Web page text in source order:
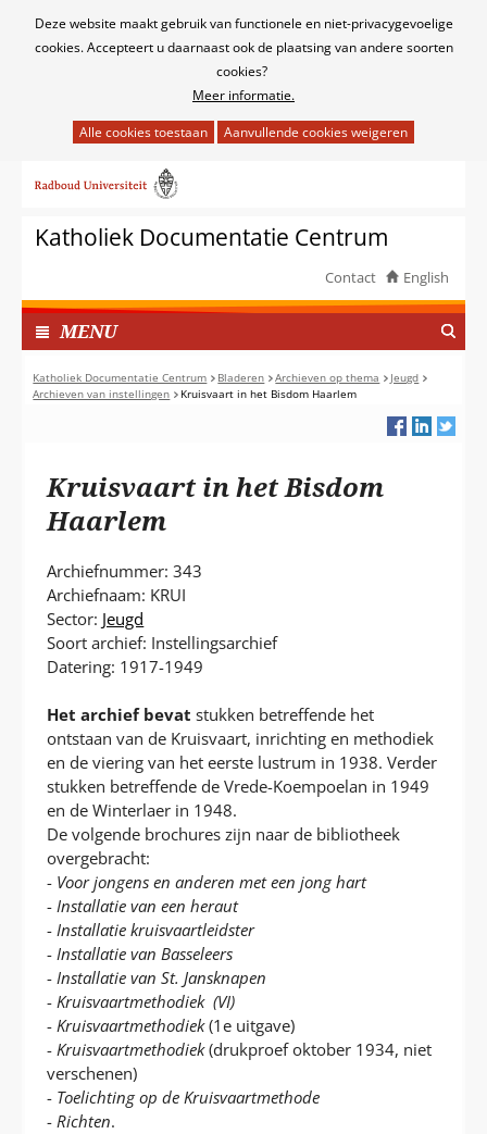
Cookies
Deze website maakt gebruik van functionele en niet-privacygevoelige
cookies. Accepteert u daarnaast ook de plaatsing van andere soorten
cookies?
Meer informatie.
het
van
cookies
deze
website
worden
toegestaan
of
naar
inhoudKatholiek Documentatie Centrum
Contact English
MENUI
N
G
E
P
T
Katholiek Documentatie Centrum Bladeren Archieven op thema
Jeugd
Archieven van instellingen
Kruisvaart in het Bisdom Haarlem
Kruisvaart in het Bisdom
Haarlem
Archiefnummer: 343
Archiefnaam: KRUI
Sector: Jeugd
Soort archief: Instellingsarchief
Datering: 1917-1949
Het archief bevat stukken betreffende het
ontstaan van de Kruisvaart, inrichting en methodiek
en de viering van het eerste lustrum in 1938. Verder
stukken betreffende de Vrede-Koempoelan in 1949
en de Winterlaer in 1948.
De volgende brochures zijn naar de bibliotheek
overgebracht:
- Voor jongens en anderen met een jong hart
-Installatie van een heraut
-Installatie kruisvaartleidster
-Installatie van Basseleers
-Installatie van St. Jansknapen
-Kruisvaartmethodiek (VI)
-Kruisvaartmethodiek(1e uitgave)
-Kruisvaartmethodiek(drukproef oktober 1934, niet
verschenen)
- Toelichting op de Kruisvaartmethode
-Richten.